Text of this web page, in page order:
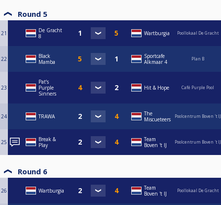
Round 5
21
De Gracht
8
Wartburgia Poollokaal De Gracht
22
Black
Mamba
Sportcafe
Alkmaar 4
Plan B
23
Pat’s
Purple
Sinners
Hit & Hope Café Purple Pool
24 TRAWA
The
Miscueteers
Poolcentrum Boven 't IJ
25
Break &
Play
Team
Boven 't IJ
Poolcentrum Boven 't IJ
Round 6
26 Wartburgia
Team
Boven 't IJ
Poollokaal De Gracht